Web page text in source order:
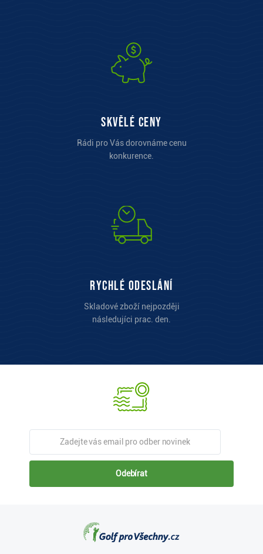
Skvělé ceny
Rádi pro Vás dorovnáme cenu
konkurence.
Rychlé odeslání
Skladové zboží nejpozději
následujíci prac. den.
Odebírat